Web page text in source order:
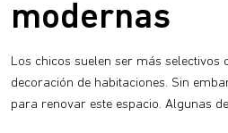
modernas
Los chicos suelen ser más selectivos
decoración de habitaciones. Sin
para renovar este espacio. Algunas